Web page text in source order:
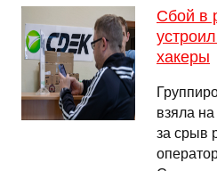
Сбой в
хакеры
взяла на
за срыв